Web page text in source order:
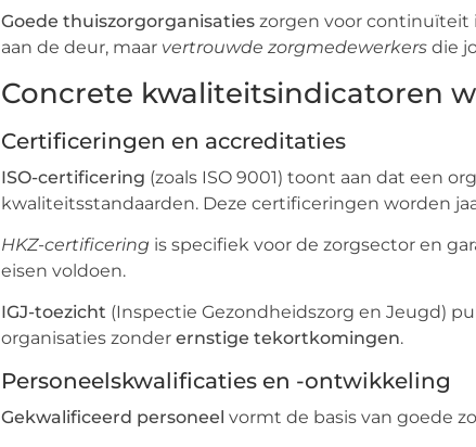
Goede thuiszorgorganisaties zorgen voor continuïteit
aan de deur, maar vertrouwde zorgmedewerkers die
Concrete kwaliteitsindicatoren
Certificeringen en accreditaties
ISO-certificering (zoals ISO 9001) toont aan dat een
kwaliteitsstandaarden. Deze certificeringen worden
HKZ-certificering is specifiek voor de zorgsector en
eisen voldoen.
IGJ-toezicht (Inspectie Gezondheidszorg en Jeugd)
organisaties zonder ernstige tekortkomingen.
Personeelskwalificaties en -ontwikkeling
Gekwalificeerd personeel vormt de basis van goede